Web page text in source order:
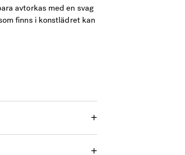
avtorkas med en svag
finns i konstlädret kan